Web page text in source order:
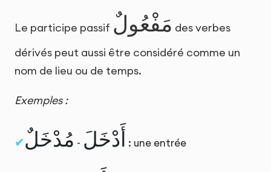
Le participe passif مَفْعُولٌ des verbes
dérivés peut aussi être considéré comme un
nom de lieu ou de temps.
Exemples :
مُدْخَلٌ - أَدْخَلَ : une entrée